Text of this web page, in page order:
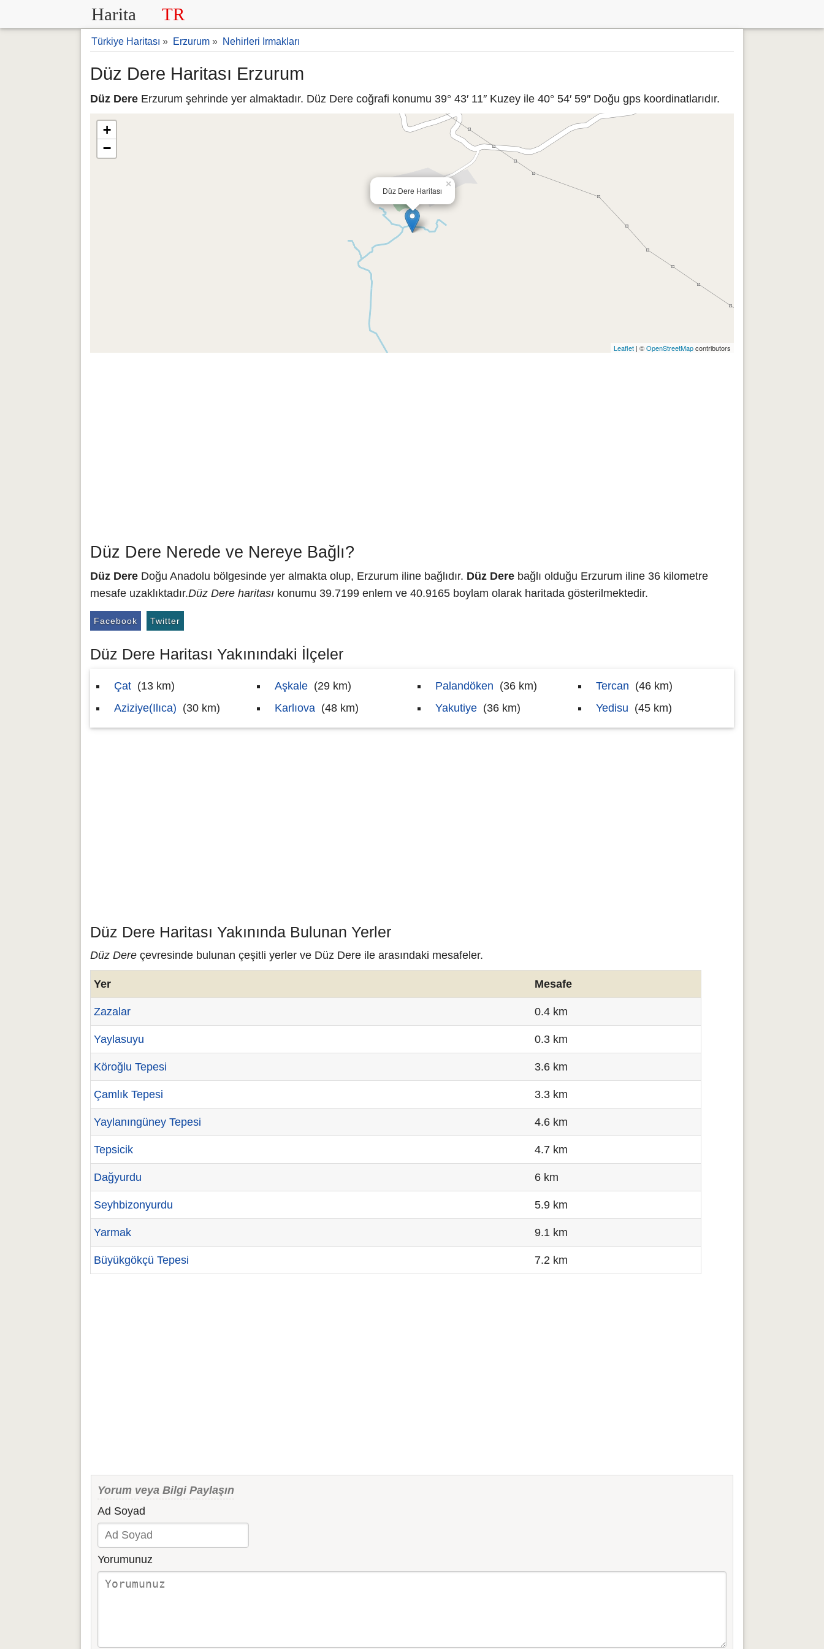
Harita TR
Türkiye Haritası » Erzurum » Nehirleri Irmakları
Düz Dere Haritası Erzurum
Düz Dere Erzurum şehrinde yer almaktadır. Düz Dere coğrafi konumu 39° 43′ 11″ Kuzey ile 40° 54′ 59″ Doğu gps koordinatlarıdır.
Düz Dere Haritası
×
+
−
Leaflet | ©OpenStreetMapcontributors
Düz Dere Nerede ve Nereye Bağlı?
Düz Dere Doğu Anadolu bölgesinde yer almakta olup, Erzurum iline bağlıdır. Düz Dere bağlı olduğu Erzurum iline 36 kilometre
mesafe uzaklıktadır.Düz Dere haritası konumu 39.7199 enlem ve 40.9165 boylam olarak haritada gösterilmektedir.
Facebook Twitter
Düz Dere Haritası Yakınındaki İlçeler
Çat (13 km)
Aziziye(Ilıca) (30 km)
Aşkale (29 km)
Karlıova (48 km)
Palandöken (36 km)
Yakutiye (36 km)
Tercan (46 km)
Yedisu (45 km)
Düz Dere Haritası Yakınında Bulunan Yerler
Düz Dere çevresinde bulunan çeşitli yerler ve Düz Dere ile arasındaki mesafeler.
Yer Mesafe
Zazalar 0.4 km
Yaylasuyu 0.3 km
Köroğlu Tepesi 3.6 km
Çamlık Tepesi 3.3 km
Yaylanıngüney Tepesi 4.6 km
Tepsicik 4.7 km
Dağyurdu 6 km
Seyhbizonyurdu 5.9 km
Yarmak 9.1 km
Büyükgökçü Tepesi 7.2 km
Yorum veya Bilgi Paylaşın
Ad Soyad
Yorumunuz